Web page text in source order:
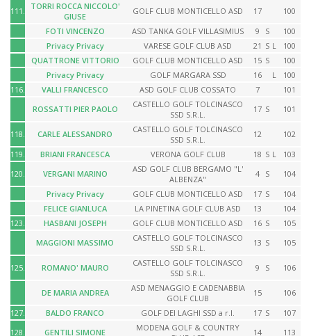
111.
TORRI ROCCA NICCOLO'
GIUSE
GOLF CLUB MONTICELLO ASD 17
100
FOTI VINCENZO
ASD TANKA GOLF VILLASIMIUS 9 S
100
Privacy Privacy
VARESE GOLF CLUB ASD 21 S L
100
QUATTRONE VITTORIO
GOLF CLUB MONTICELLO ASD 15 S
100
Privacy Privacy
GOLF MARGARA SSD 16 L
100
116.
VALLI FRANCESCO ASD GOLF CLUB COSSATO 7
101
ROSSATTI PIER PAOLO
CASTELLO GOLF TOLCINASCO
SSD S.R.L.
17 S 101
118. CARLE ALESSANDRO
CASTELLO GOLF TOLCINASCO
SSD S.R.L.
12
102
119.
BRIANI FRANCESCA VERONA GOLF CLUB 18 S L
103
120.
VERGANI MARINO
ASD GOLF CLUB BERGAMO "L'
ALBENZA"
4 S
104
Privacy Privacy
GOLF CLUB MONTICELLO ASD 17 S
104
FELICE GIANLUCA
LA PINETINA GOLF CLUB ASD 13
104
123.
HASBANI JOSEPH GOLF CLUB MONTICELLO ASD 16 S
105
MAGGIONI MASSIMO
CASTELLO GOLF TOLCINASCO
SSD S.R.L.
13 S 105
125. ROMANO' MAURO
CASTELLO GOLF TOLCINASCO
SSD S.R.L.
9 S 106
DE MARIA ANDREA
ASD MENAGGIO E CADENABBIA
GOLF CLUB
15
106
127.
BALDO FRANCO GOLF DEI LAGHI SSD a r.l. 17 S
107
128.
GENTILI SIMONE
MODENA GOLF & COUNTRY
14
113